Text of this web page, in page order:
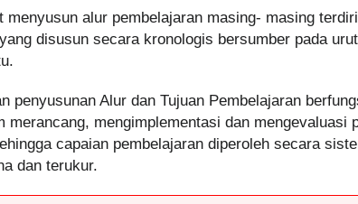
menyusun alur pembelajaran masing- masing
disusun secara kronologis bersumber pada
penyusunan Alur dan Tujuan Pembelajaran
merancang, mengimplementasi dan mengevaluasi
capaian pembelajaran diperoleh secara
dan terukur.